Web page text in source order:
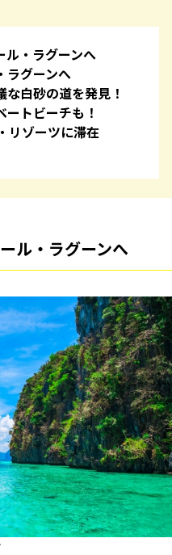
ル・ラグーンへ
ラグーンへ
白砂の道を発見！
トビーチも！
リゾーツに滞在
ル・ラグーンへ